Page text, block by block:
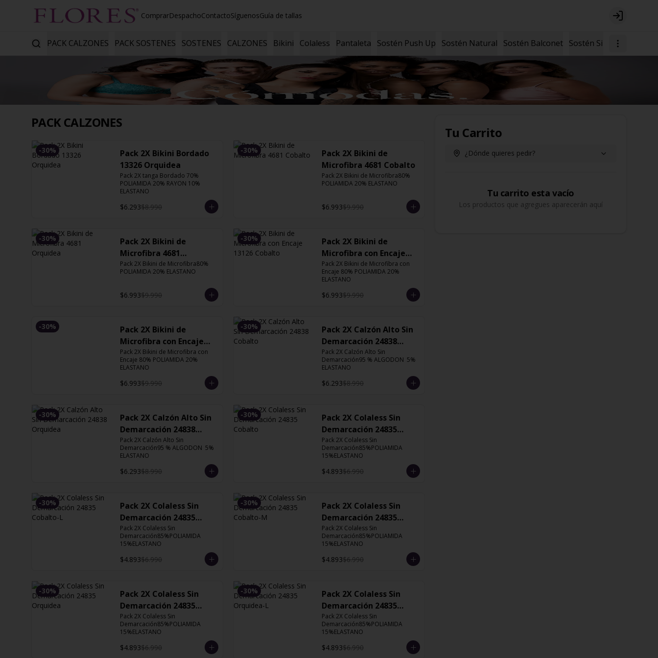
ComprarDespachoContactoSíguenosGuía de tallas Login
PACK CALZONES PACK SOSTENES SOSTENES CALZONES Bikini Colaless Pantaleta Sostén Push Up Sostén Natural Sostén Balconet Sostén Sin Arcos
PACK CALZONES
-30%
Pack 2X Bikini Bordado
13326 Orquidea
Pack 2X tanga Bordado 70%
POLIAMIDA 20% RAYON 10%
ELASTANO
$6.293$8.990
-30%
Pack 2X Bikini de
Microfibra 4681 Cobalto
Pack 2X Bikini de Microfibra80%
POLIAMIDA 20% ELASTANO
$6.993$9.990
-30%
Pack 2X Bikini de
Microfibra 4681
Orquidea
Pack 2X Bikini de Microfibra80%
POLIAMIDA 20% ELASTANO
$6.993$9.990
-30%
Pack 2X Bikini de
Microfibra con Encaje
13126 Cobalto
Pack 2X Bikini de Microfibra con
Encaje 80% POLIAMIDA 20%
ELASTANO
$6.993$9.990
-30%
Pack 2X Bikini de
Microfibra con Encaje
13126 Orquidea
Pack 2X Bikini de Microfibra con
Encaje 80% POLIAMIDA 20%
ELASTANO
$6.993$9.990
-30%
Pack 2X Calzón Alto Sin
Demarcación 24838
Cobalto
Pack 2X Calzón Alto Sin
Demarcación95 % ALGODON  5%
ELASTANO
$6.293$8.990
-30%
Pack 2X Calzón Alto Sin
Demarcación 24838
Orquidea
Pack 2X Calzón Alto Sin
Demarcación95 % ALGODON  5%
ELASTANO
$6.293$8.990
-30%
Pack 2X Colaless Sin
Demarcación 24835
Cobalto
Pack 2X Colaless Sin
Demarcación85%POLIAMIDA
15%ELASTANO
$4.893$6.990
-30%
Pack 2X Colaless Sin
Demarcación 24835
Cobalto-L
Pack 2X Colaless Sin
Demarcación85%POLIAMIDA
15%ELASTANO
$4.893$6.990
-30%
Pack 2X Colaless Sin
Demarcación 24835
Cobalto-M
Pack 2X Colaless Sin
Demarcación85%POLIAMIDA
15%ELASTANO
$4.893$6.990
-30%
Pack 2X Colaless Sin
Demarcación 24835
Orquidea
Pack 2X Colaless Sin
Demarcación85%POLIAMIDA
15%ELASTANO
$4.893$6.990
-30%
Pack 2X Colaless Sin
Demarcación 24835
Orquidea-L
Pack 2X Colaless Sin
Demarcación85%POLIAMIDA
15%ELASTANO
$4.893$6.990
Tu Carrito
¿Dónde quieres pedir?
Tu carrito esta vacío
Los productos que agregues aparecerán aquí